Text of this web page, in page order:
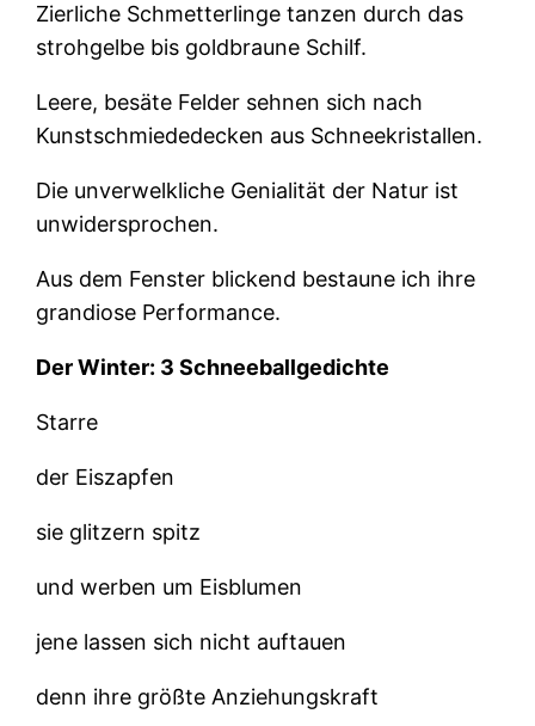
Zierliche Schmetterlinge tanzen durch das
strohgelbe bis goldbraune Schilf.
Leere, besäte Felder sehnen sich nach
Kunstschmiededecken aus Schneekristallen.
Die unverwelkliche Genialität der Natur ist
unwidersprochen.
Aus dem Fenster blickend bestaune ich ihre
grandiose Performance.
Der Winter: 3 Schneeballgedichte
Starre
der Eiszapfen
sie glitzern spitz
und werben um Eisblumen
jene lassen sich nicht auftauen
denn ihre größte Anziehungskraft